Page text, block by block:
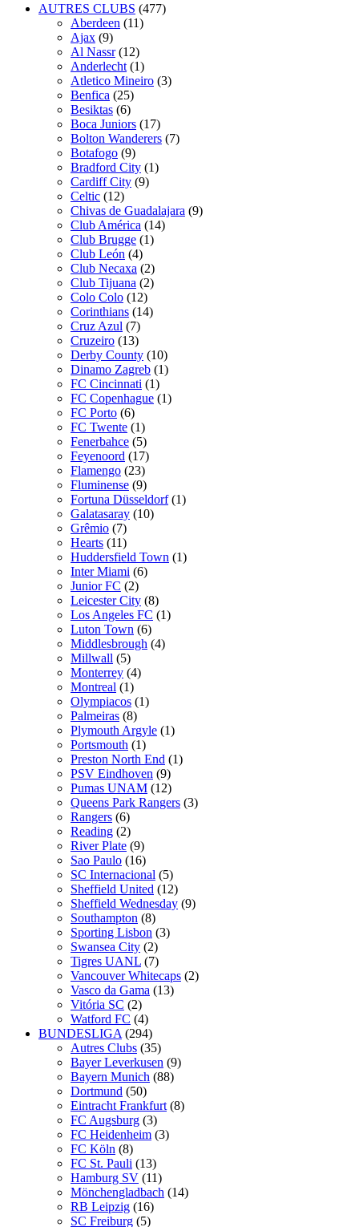
AUTRES CLUBS (477)
Aberdeen (11)
Ajax (9)
Al Nassr (12)
Anderlecht (1)
Atletico Mineiro (3)
Benfica (25)
Besiktas (6)
Boca Juniors (17)
Bolton Wanderers (7)
Botafogo (9)
Bradford City (1)
Cardiff City (9)
Celtic (12)
Chivas de Guadalajara (9)
Club América (14)
Club Brugge (1)
Club León (4)
Club Necaxa (2)
Club Tijuana (2)
Colo Colo (12)
Corinthians (14)
Cruz Azul (7)
Cruzeiro (13)
Derby County (10)
Dinamo Zagreb (1)
FC Cincinnati (1)
FC Copenhague (1)
FC Porto (6)
FC Twente (1)
Fenerbahce (5)
Feyenoord (17)
Flamengo (23)
Fluminense (9)
Fortuna Düsseldorf (1)
Galatasaray (10)
Grêmio (7)
Hearts (11)
Huddersfield Town (1)
Inter Miami (6)
Junior FC (2)
Leicester City (8)
Los Angeles FC (1)
Luton Town (6)
Middlesbrough (4)
Millwall (5)
Monterrey (4)
Montreal (1)
Olympiacos (1)
Palmeiras (8)
Plymouth Argyle (1)
Portsmouth (1)
Preston North End (1)
PSV Eindhoven (9)
Pumas UNAM (12)
Queens Park Rangers (3)
Rangers (6)
Reading (2)
River Plate (9)
Sao Paulo (16)
SC Internacional (5)
Sheffield United (12)
Sheffield Wednesday (9)
Southampton (8)
Sporting Lisbon (3)
Swansea City (2)
Tigres UANL (7)
Vancouver Whitecaps (2)
Vasco da Gama (13)
Vitória SC (2)
Watford FC (4)
BUNDESLIGA (294)
Autres Clubs (35)
Bayer Leverkusen (9)
Bayern Munich (88)
Dortmund (50)
Eintracht Frankfurt (8)
FC Augsburg (3)
FC Heidenheim (3)
FC Köln (8)
FC St. Pauli (13)
Hamburg SV (11)
Mönchengladbach (14)
RB Leipzig (16)
SC Freiburg (5)